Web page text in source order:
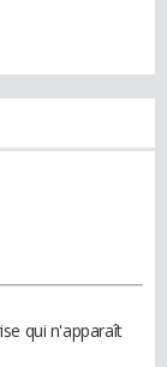
qui n'apparaît